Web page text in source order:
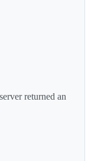
returned an